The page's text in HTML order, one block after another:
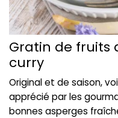
Gratin de fruits
curry
Original et de saison,
apprécié par les
bonnes asperges